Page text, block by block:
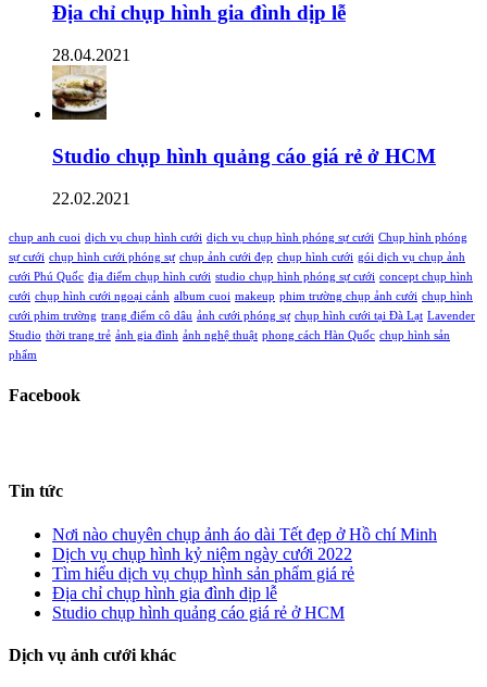
Địa chỉ chụp hình gia đình dịp lễ
28.04.2021
Studio chụp hình quảng cáo giá rẻ ở HCM
22.02.2021
chup anh cuoi dịch vụ chụp hình cưới dịch vụ chụp hình phóng sự cưới Chụp hình phóng
sự cưới chụp hình cưới phóng sự chụp ảnh cưới đẹp chụp hình cưới gói dịch vụ chụp ảnh
cưới Phú Quốc địa điểm chụp hình cưới studio chụp hình phóng sự cưới concept chụp hình
cưới chụp hình cưới ngoại cảnh album cuoi makeup phim trường chụp ảnh cưới chụp hình
cưới phim trường trang điểm cô dâu ảnh cưới phóng sự chụp hình cưới tại Đà Lạt Lavender
Studio thời trang trẻ ảnh gia đình ảnh nghệ thuật phong cách Hàn Quốc chụp hình sản
phẩm
Facebook
Tin tức
Nơi nào chuyên chụp ảnh áo dài Tết đẹp ở Hồ chí Minh
Dịch vụ chụp hình kỷ niệm ngày cưới 2022
Tìm hiểu dịch vụ chụp hình sản phẩm giá rẻ
Địa chỉ chụp hình gia đình dịp lễ
Studio chụp hình quảng cáo giá rẻ ở HCM
Dịch vụ ảnh cưới khác